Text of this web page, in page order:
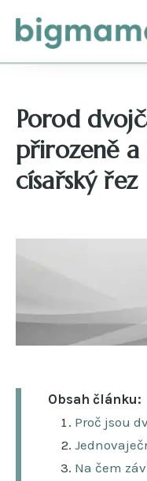
Porod
přirozeně
císařský řez
Obsah článku:
Proč jsou
Na čem